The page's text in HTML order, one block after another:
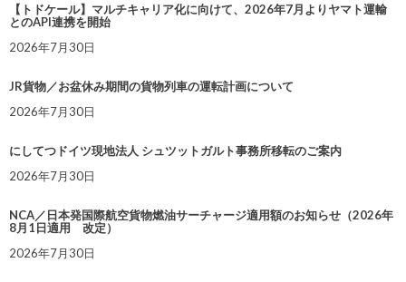
【トドケール】マルチキャリア化に向けて、2026年7月よりヤマト運輸
とのAPI連携を開始
2026年7月30日
JR貨物／お盆休み期間の貨物列車の運転計画について
2026年7月30日
にしてつドイツ現地法人 シュツットガルト事務所移転のご案内
2026年7月30日
NCA／日本発国際航空貨物燃油サーチャージ適用額のお知らせ（2026年
8月1日適用 改定）
2026年7月30日